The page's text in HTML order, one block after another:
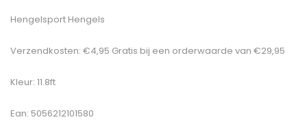
Hengelsport Hengels
Verzendkosten: €4,95 Gratis bij een orderwaarde van €29,95
Kleur: 11.8ft
Ean: 5056212101580